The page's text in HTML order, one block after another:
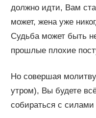
должно идти, Вам
может, жена уже
Судьба может быть
прошлые плохие
Но совершая
утром), Вы будете
собираться с